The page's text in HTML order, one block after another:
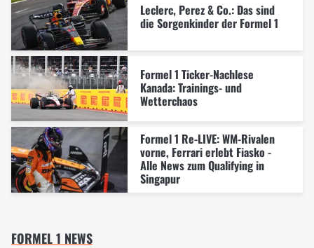
Leclerc, Perez & Co.: Das sind
die Sorgenkinder der Formel 1
Formel 1 Ticker-Nachlese
Kanada: Trainings- und
Wetterchaos
Formel 1 Re-LIVE: WM-Rivalen
vorne, Ferrari erlebt Fiasko -
Alle News zum Qualifying in
Singapur
FORMEL 1 NEWS